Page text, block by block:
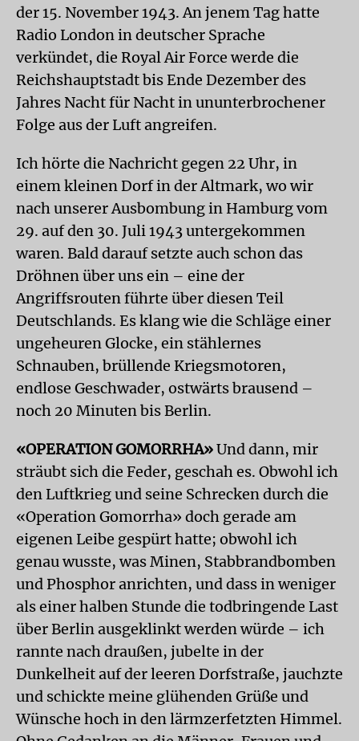
der 15. November 1943. An jenem Tag hatte
Radio London in deutscher Sprache
verkündet, die Royal Air Force werde die
Reichshauptstadt bis Ende Dezember des
Jahres Nacht für Nacht in ununterbrochener
Folge aus der Luft angreifen.
Ich hörte die Nachricht gegen 22 Uhr, in
einem kleinen Dorf in der Altmark, wo wir
nach unserer Ausbombung in Hamburg vom
29. auf den 30. Juli 1943 untergekommen
waren. Bald darauf setzte auch schon das
Dröhnen über uns ein – eine der
Angriffsrouten führte über diesen Teil
Deutschlands. Es klang wie die Schläge einer
ungeheuren Glocke, ein stählernes
Schnauben, brüllende Kriegsmotoren,
endlose Geschwader, ostwärts brausend –
noch 20 Minuten bis Berlin.
«OPERATION GOMORRHA»Und dann, mir
sträubt sich die Feder, geschah es. Obwohl ich
den Luftkrieg und seine Schrecken durch die
«Operation Gomorrha» doch gerade am
eigenen Leibe gespürt hatte; obwohl ich
genau wusste, was Minen, Stabbrandbomben
und Phosphor anrichten, und dass in weniger
als einer halben Stunde die todbringende Last
über Berlin ausgeklinkt werden würde – ich
rannte nach draußen, jubelte in der
Dunkelheit auf der leeren Dorfstraße, jauchzte
und schickte meine glühenden Grüße und
Wünsche hoch in den lärmzerfetzten Himmel.